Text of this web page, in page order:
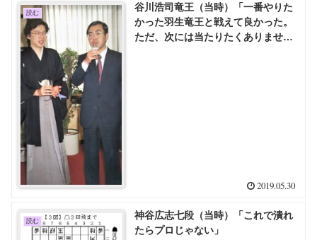
読む
谷川浩司竜王（当時）「一番やりた
かった羽生竜王と戦えて良かった。
ただ、次には当たりたくありません
2019.05.30
読む
神谷広志七段（当時）「これで潰れ
たらプロじゃない」